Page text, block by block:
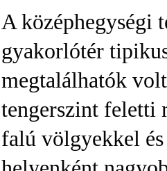
A középhegységi
gyakorlótér
megtalálhatók
tengerszint feletti
falú völgyekkel